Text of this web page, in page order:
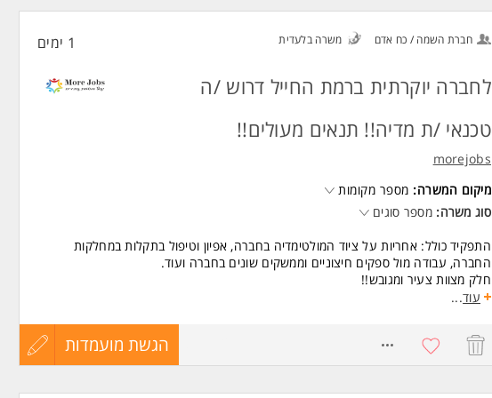
לעוד משרות ומידע על אורטל משאבי אנוש (באר שבע) >
חברת השמה / כח אדם משרה בלעדית 1 ימים
לחברה יוקרתית ברמת החייל דרוש /ה
טכנאי /ת מדיה!! תנאים מעולים!!
morejobs
מיקום המשרה: מספר מקומות
סוג משרה: מספר סוגים
התפקיד כולל: אחריות על ציוד המולטימדיה בחברה, אפיון וטיפול בתקלות במחלקות
החברה, עבודה מול ספקים חיצוניים וממשקים שונים בחברה ועוד.
חלק מצוות צעיר ומגובש!!
המשרה בימים א'-ה, בין השעות 8:00-16:00, ללא ימי שישי!!
קרן השתלמות אחרי שנה
2 ימי בחירה נוספים בשנה
עוד...
הגשת מועמדות
עדכון